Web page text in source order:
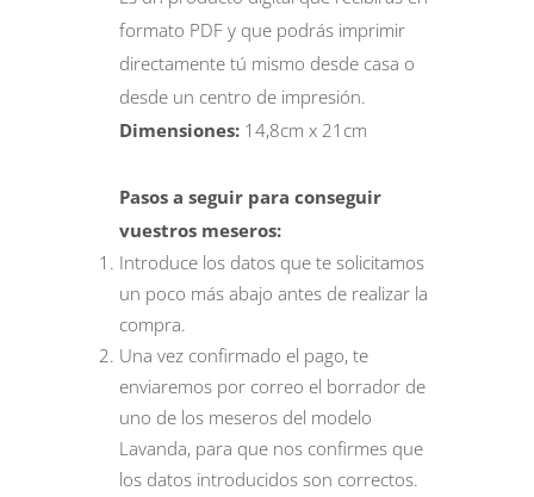
formato PDF y que podrás imprimir
directamente tú mismo desde casa o
desde un centro de impresión.
Dimensiones: 14,8cm x 21cm
Pasos a seguir para conseguir
vuestros meseros:
Introduce los datos que te solicitamos
un poco más abajo antes de realizar la
compra.
Una vez confirmado el pago, te
enviaremos por correo el borrador de
uno de los meseros del modelo
Lavanda, para que nos confirmes que
los datos introducidos son correctos.